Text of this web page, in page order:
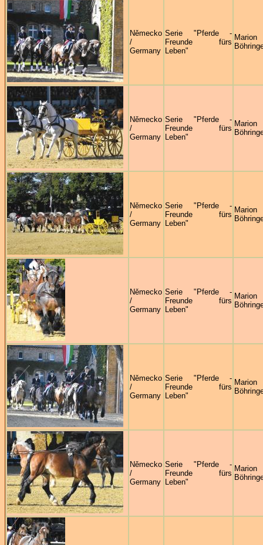
Německo
/
Germany
Serie "Pferde -
Freunde fürs
Leben"
Marion
Německo
/
Germany
Serie "Pferde -
Freunde fürs
Leben"
Marion
Německo
/
Germany
Serie "Pferde -
Freunde fürs
Leben"
Marion
Německo
/
Germany
Serie "Pferde -
Freunde fürs
Leben"
Marion
Německo
/
Germany
Serie "Pferde -
Freunde fürs
Leben"
Marion
Německo
/
Germany
Serie "Pferde -
Freunde fürs
Leben"
Marion